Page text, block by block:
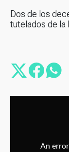
Dos de los
tutelados de la